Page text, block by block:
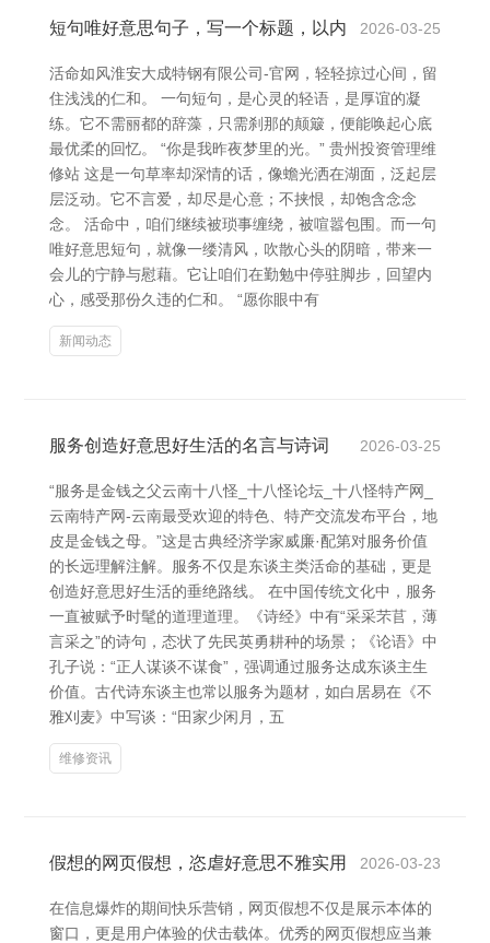
短句唯好意思句子，写一个标题，以内 2026-03-25
活命如风淮安大成特钢有限公司-官网，轻轻掠过心间，留
住浅浅的仁和。 一句短句，是心灵的轻语，是厚谊的凝
练。它不需丽都的辞藻，只需刹那的颠簸，便能唤起心底
最优柔的回忆。 “你是我昨夜梦里的光。” 贵州投资管理维
修站 这是一句草率却深情的话，像蟾光洒在湖面，泛起层
层泛动。它不言爱，却尽是心意；不挟恨，却饱含念念
念。 活命中，咱们继续被琐事缠绕，被喧嚣包围。而一句
唯好意思短句，就像一缕清风，吹散心头的阴暗，带来一
会儿的宁静与慰藉。它让咱们在勤勉中停驻脚步，回望内
心，感受那份久违的仁和。 “愿你眼中有
新闻动态
服务创造好意思好生活的名言与诗词 2026-03-25
“服务是金钱之父云南十八怪_十八怪论坛_十八怪特产网_
云南特产网-云南最受欢迎的特色、特产交流发布平台，地
皮是金钱之母。”这是古典经济学家威廉·配第对服务价值
的长远理解注解。服务不仅是东谈主类活命的基础，更是
创造好意思好生活的垂绝路线。 在中国传统文化中，服务
一直被赋予时髦的道理道理。《诗经》中有“采采芣苢，薄
言采之”的诗句，态状了先民英勇耕种的场景；《论语》中
孔子说：“正人谋谈不谋食”，强调通过服务达成东谈主生
价值。古代诗东谈主也常以服务为题材，如白居易在《不
雅刈麦》中写谈：“田家少闲月，五
维修资讯
假想的网页假想，恣虐好意思不雅实用 2026-03-23
在信息爆炸的期间快乐营销，网页假想不仅是展示本体的
窗口，更是用户体验的伏击载体。优秀的网页假想应当兼